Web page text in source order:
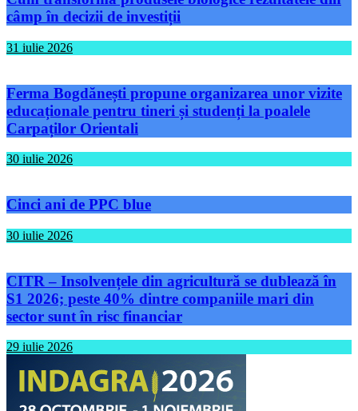
câmp în decizii de investiții
31 iulie 2026
Ferma Bogdănești propune organizarea unor vizite
educaționale pentru tineri și studenți la poalele
Carpaților Orientali
30 iulie 2026
Cinci ani de PPC blue
30 iulie 2026
CITR – Insolvențele din agricultură se dublează în
S1 2026; peste 40% dintre companiile mari din
sector sunt în risc financiar
29 iulie 2026